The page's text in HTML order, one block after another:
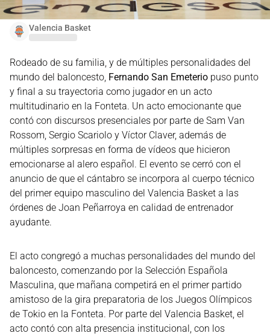
Valencia Basket
Rodeado de su familia, y de múltiples personalidades del
mundo del baloncesto, Fernando San Emeterio puso punto
y final a su trayectoria como jugador en un acto
multitudinario en la Fonteta. Un acto emocionante que
contó con discursos presenciales por parte de Sam Van
Rossom, Sergio Scariolo y Víctor Claver, además de
múltiples sorpresas en forma de vídeos que hicieron
emocionarse al alero español. El evento se cerró con el
anuncio de que el cántabro se incorpora al cuerpo técnico
del primer equipo masculino del Valencia Basket a las
órdenes de Joan Peñarroya en calidad de entrenador
ayudante.
El acto congregó a muchas personalidades del mundo del
baloncesto, comenzando por la Selección Española
Masculina, que mañana competirá en el primer partido
amistoso de la gira preparatoria de los Juegos Olímpicos
de Tokio en la Fonteta. Por parte del Valencia Basket, el
acto contó con alta presencia institucional, con los